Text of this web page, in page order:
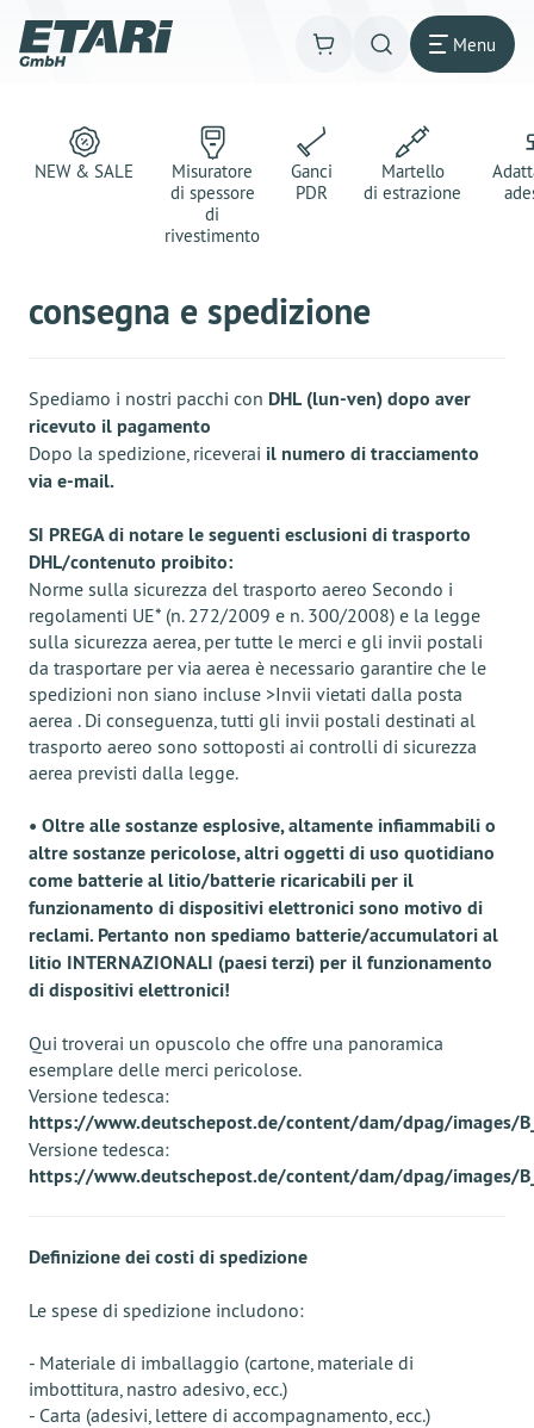
Menu
NEW & SALE
Misuratore
di spessore
di
rivestimento
Ganci
PDR
Martello
di estrazione
consegna e spedizione
Spediamo i nostri pacchi con DHL (lun-ven) dopo aver
ricevuto il pagamento
Dopo la spedizione, riceverai il numero di tracciamento
via e-mail.
SI PREGA di notare le seguenti esclusioni di trasporto
DHL/contenuto proibito:
Norme sulla sicurezza del trasporto aereo Secondo i
regolamenti UE* (n. 272/2009 e n. 300/2008) e la legge
sulla sicurezza aerea, per tutte le merci e gli invii postali
da trasportare per via aerea è necessario garantire che le
spedizioni non siano incluse >Invii vietati dalla posta
aerea . Di conseguenza, tutti gli invii postali destinati al
trasporto aereo sono sottoposti ai controlli di sicurezza
aerea previsti dalla legge.
• Oltre alle sostanze esplosive, altamente infiammabili o
altre sostanze pericolose, altri oggetti di uso quotidiano
come batterie al litio/batterie ricaricabili per il
funzionamento di dispositivi elettronici sono motivo di
reclami. Pertanto non spediamo batterie/accumulatori al
litio INTERNAZIONALI (paesi terzi) per il funzionamento
di dispositivi elettronici!
Qui troverai un opuscolo che offre una panoramica
esemplare delle merci pericolose.
Versione tedesca:
https://www.deutschepost.de/content/dam/dpag/images/
Versione tedesca:
https://www.deutschepost.de/content/dam/dpag/images/
Definizione dei costi di spedizione
Le spese di spedizione includono:
- Materiale di imballaggio (cartone, materiale di
imbottitura, nastro adesivo, ecc.)
- Carta (adesivi, lettere di accompagnamento, ecc.)